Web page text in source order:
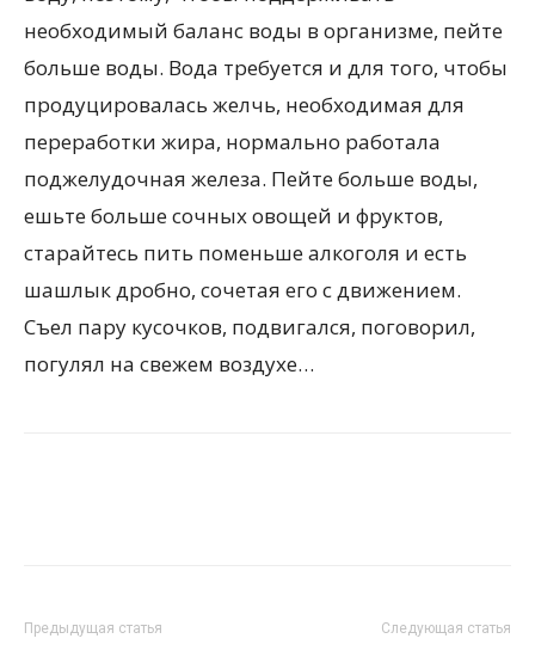
необходимый баланс воды в организме, пейте
больше воды. Вода требуется и для того, чтобы
продуцировалась желчь, необходимая для
переработки жира, нормально работала
поджелудочная железа. Пейте больше воды,
ешьте больше сочных овощей и фруктов,
старайтесь пить поменьше алкоголя и есть
шашлык дробно, сочетая его с движением.
Съел пару кусочков, подвигался, поговорил,
погулял на свежем воздухе…
Предыдущая статья Следующая статья